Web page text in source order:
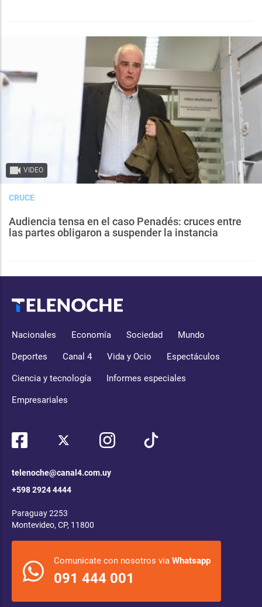
VIDEO
CRUCE
Audiencia tensa en el caso Penadés: cruces entre
las partes obligaron a suspender la instancia
Nacionales Economía Sociedad Mundo
Deportes Canal 4 Vida y Ocio Espectáculos
Ciencia y tecnología Informes especiales
Empresariales
telenoche@canal4.com.uy
+598 2924 4444
Paraguay 2253
Montevideo, CP, 11800
Comunicate con nosotros via Whatsapp
091 444 001